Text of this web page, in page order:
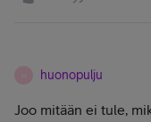
huonopulju
Joo mitään ei tule,